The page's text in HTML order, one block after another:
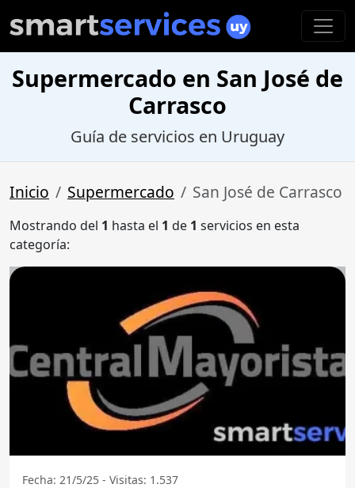
Supermercado en San José de
Carrasco
Guía de servicios en Uruguay
Inicio Supermercado San José de Carrasco
Mostrando del 1 hasta el 1 de 1 servicios en esta
categoría:
Fecha: 21/5/25 - Visitas: 1.537